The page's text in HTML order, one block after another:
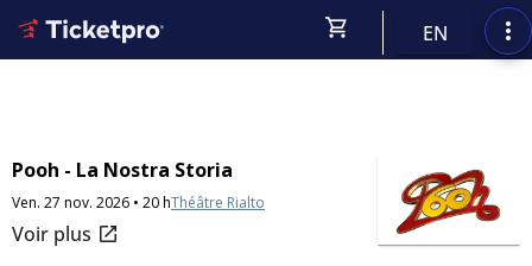
more_vert
EN
shopping_cart
Pooh - La Nostra Storia
Ven. 27 nov. 2026 • 20 hThéâtre Rialto
open_in_new
Voir plus